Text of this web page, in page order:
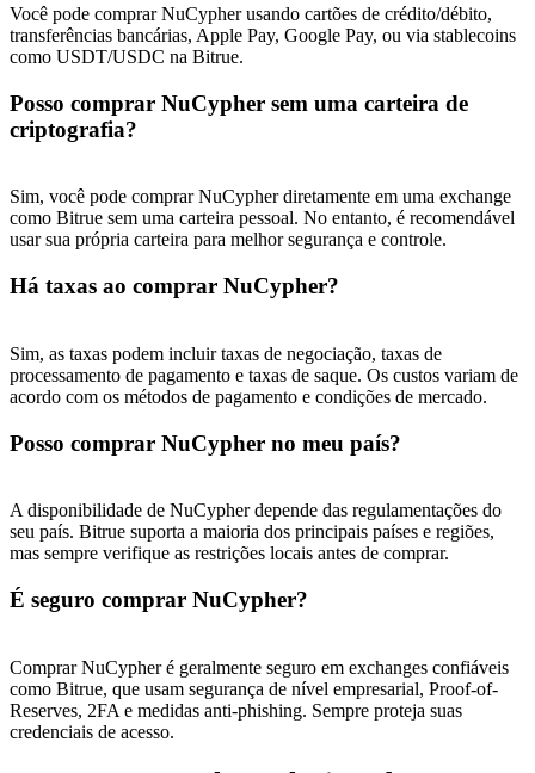
Precious Metals Trading Carnival
Trade Gold & Silver · 33,333 USDT Bonus
USDT New User Exclusive 10% APR
USDT Flexible Staking | Daily Rewards
BTC New User Exclusive: 6.5% APR
Mais eventos
Ganhe prêmios e recompensas exclusivas
Você pode comprar NuCypher usando cartões de crédito/débito,
transferências bancárias, Apple Pay, Google Pay, ou via stablecoins
como USDT/USDC na Bitrue.
Posso comprar NuCypher sem uma carteira de
criptografia?
Sim, você pode comprar NuCypher diretamente em uma exchange
como Bitrue sem uma carteira pessoal. No entanto, é recomendável
usar sua própria carteira para melhor segurança e controle.
Há taxas ao comprar NuCypher?
Sim, as taxas podem incluir taxas de negociação, taxas de
processamento de pagamento e taxas de saque. Os custos variam de
acordo com os métodos de pagamento e condições de mercado.
Posso comprar NuCypher no meu país?
A disponibilidade de NuCypher depende das regulamentações do
seu país. Bitrue suporta a maioria dos principais países e regiões,
mas sempre verifique as restrições locais antes de comprar.
É seguro comprar NuCypher?
Comprar NuCypher é geralmente seguro em exchanges confiáveis ​​
como Bitrue, que usam segurança de nível empresarial, Proof-of-
Reserves, 2FA e medidas anti-phishing. Sempre proteja suas
credenciais de acesso.